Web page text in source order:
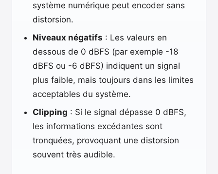
système numérique peut encoder sans
distorsion.
Niveaux négatifs : Les valeurs en
dessous de 0 dBFS (par exemple -18
dBFS ou -6 dBFS) indiquent un signal
plus faible, mais toujours dans les limites
acceptables du système.
Clipping : Si le signal dépasse 0 dBFS,
les informations excédantes sont
tronquées, provoquant une distorsion
souvent très audible.